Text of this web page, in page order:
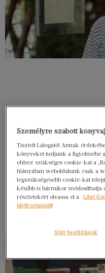
Személyre szabott
Tisztelt Látogató! Annak
könyveket tudjunk a figyelmébe
ehhez szükséges cookie-kat a
hiányában weboldalunk csak a
legszükségesebb cookie-kat
később is bármikor módosíthatja
részletekért olvassa el a
Libri
tájékoztatóját!
Süti beállítások